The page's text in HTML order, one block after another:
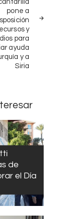
pone a
y
para
ayuda
y a
Siria
de
el Día